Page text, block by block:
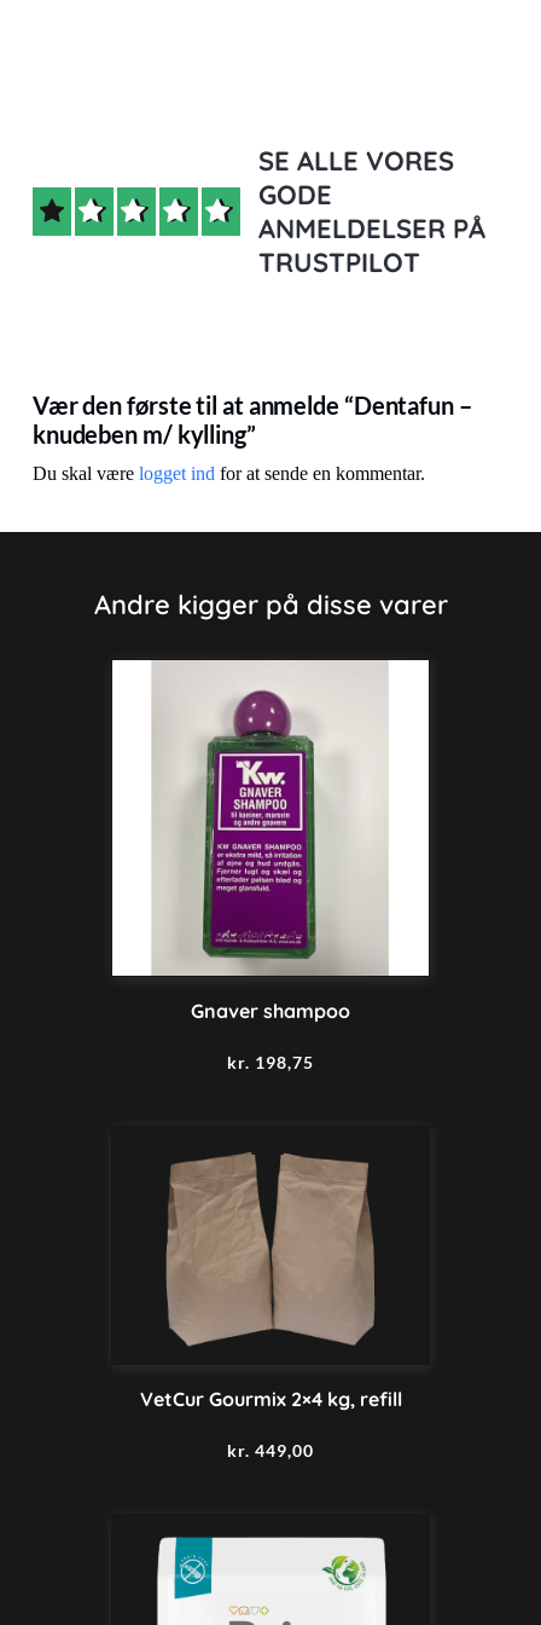
SE ALLE VORES
GODE
ANMELDELSER PÅ
TRUSTPILOT
Vær den første til at anmelde “Dentafun –
knudeben m/ kylling”
Du skal være logget ind for at sende en kommentar.
Andre kigger på disse varer
Gnaver shampoo
kr. 198,75
VetCur Gourmix 2×4 kg, refill
kr. 449,00